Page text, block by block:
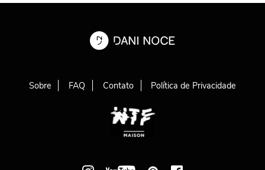
Sobre FAQ Contato Política de Privacidade